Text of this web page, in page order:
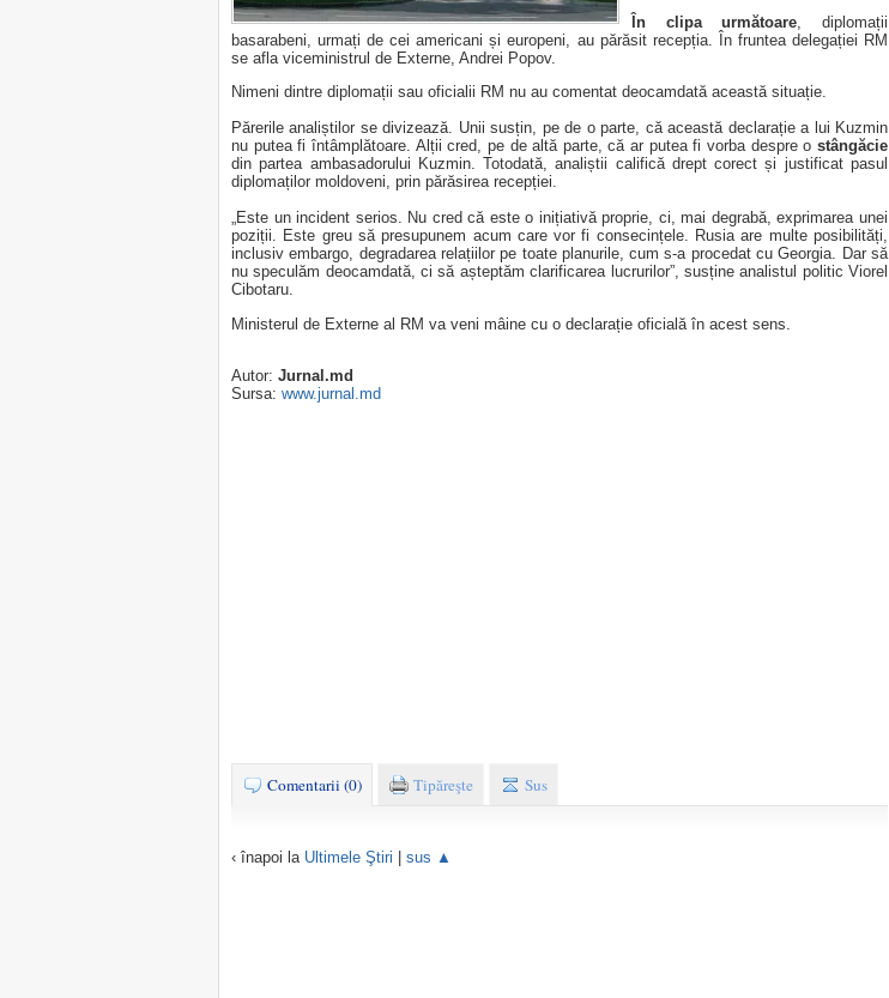
În clipa următoare, diplomații
basarabeni, urmați de cei americani și europeni, au părăsit recepția. În fruntea delegației RM
se afla viceministrul de Externe, Andrei Popov.
Nimeni dintre diplomații sau oficialii RM nu au comentat deocamdată această situație.
Părerile analiștilor se divizează. Unii susțin, pe de o parte, că această declarație a lui Kuzmin
nu putea fi întâmplătoare. Alții cred, pe de altă parte, că ar putea fi vorba despre o stângăcie
din partea ambasadorului Kuzmin. Totodată, analiștii califică drept corect și justificat pasul
diplomaților moldoveni, prin părăsirea recepției.
„Este un incident serios. Nu cred că este o inițiativă proprie, ci, mai degrabă, exprimarea unei
poziții. Este greu să presupunem acum care vor fi consecințele. Rusia are multe posibilități,
inclusiv embargo, degradarea relațiilor pe toate planurile, cum s-a procedat cu Georgia. Dar să
nu speculăm deocamdată, ci să așteptăm clarificarea lucrurilor”, susține analistul politic Viorel
Cibotaru.
Ministerul de Externe al RM va veni mâine cu o declarație oficială în acest sens.
Autor: Jurnal.md
Sursa: www.jurnal.md
Comentarii (0) Tipăreşte Sus
‹ înapoi la Ultimele Ştiri sus ▲